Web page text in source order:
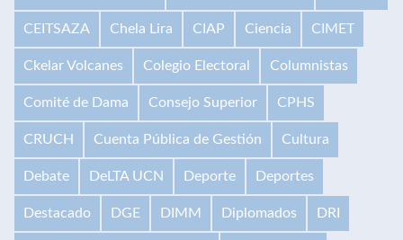
CEITSAZA Chela Lira CIAP Ciencia CIMET
Ckelar Volcanes Colegio Electoral Columnistas
Comité de Dama Consejo Superior CPHS
CRUCH Cuenta Pública de Gestión Cultura
Debate DeLTA UCN Deporte Deportes
Destacado DGE DIMM Diplomados DRI